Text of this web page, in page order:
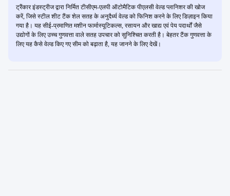
ट्रैंकार इंडस्ट्रीज द्वारा निर्मित टीसीएम-एलपी ऑटोमैटिक पीएलसी वेल्ड प्लानिशर की खोज
करें, जिसे स्टील शीट टैंक शेल सतह के अनुदैर्ध्य वेल्ड को फिनिश करने के लिए डिज़ाइन किया
गया है। यह सीई-प्रमाणित मशीन फार्मास्यूटिकल्स, रसायन और खाद्य एवं पेय पदार्थों जैसे
उद्योगों के लिए उच्च गुणवत्ता वाले सतह उपचार को सुनिश्चित करती है। बेहतर टैंक गुणवत्ता के
लिए यह कैसे वेल्ड किए गए सीम को बढ़ाता है, यह जानने के लिए देखें।